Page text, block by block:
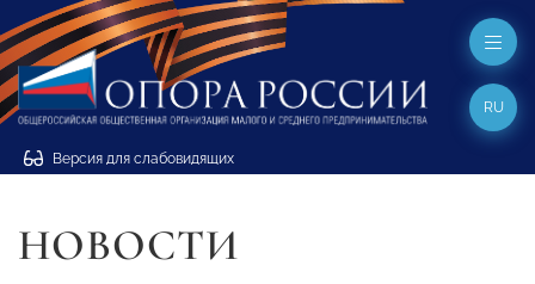
Версия для слабовидящих
RU
НОВОСТИ